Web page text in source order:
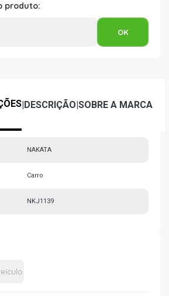
produto:
|DESCRIÇÃO|SOBRE A MARCA
NAKATA
Carro
NKJ1139